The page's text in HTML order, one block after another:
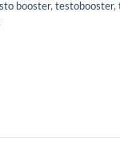
booster, testobooster,